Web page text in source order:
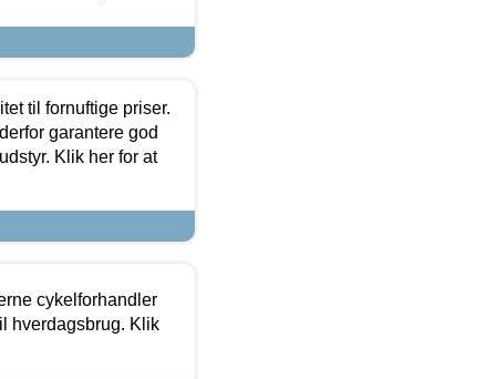
til fornuftige priser.
garantere god
Klik her for at
cykelforhandler
hverdagsbrug. Klik